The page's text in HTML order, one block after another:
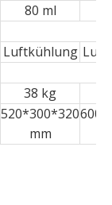
80 ml
Luftkühlung
38 kg
520*300*320
mm